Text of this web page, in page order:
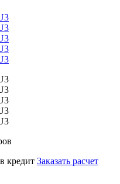
кредит Заказать расчет